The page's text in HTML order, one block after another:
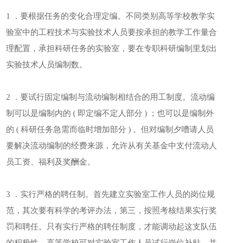
1 ．要根据任务的变化合理定编。不同类别高等学校教学实
验室中的工程技术与实验技术人员要按承担的教学工作量合
理配置，承担科研任务的实验室，要在专职科研编制里划出
实验技术人员编制数。
2 ．要试行固定编制与流动编制相结合的用工制度。流动编
制可以是编制内的 ( 即定编不定人部分 ) ；也可以是编制外
的 ( 科研任务急需而临时增加部分 ) 。但对编制夕嘈请人员
要解决流动编制的经费来源，允许从有关基金中支付流动人
员工资、福利及奖酬金。
3 ．实行严格的聘任制。首先建立实验室工作人员的岗位规
范，其次要有科学的考评办法，第三，按照考核结果实行奖
罚和聘任。只有实行严格的聘任制度，才能调动起这支队伍